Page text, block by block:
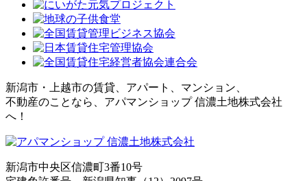
新潟市・上越市の賃貸、アパート、マンション、
不動産のことなら、アパマンショップ 信濃土地株式会社
へ！
新潟市中央区信濃町3番10号